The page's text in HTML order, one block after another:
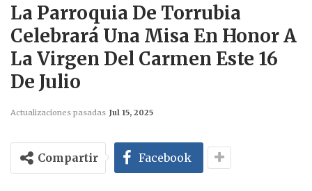
La Parroquia De Torrubia
Celebrará Una Misa En Honor A
La Virgen Del Carmen Este 16
De Julio
Actualizaciones pasadas Jul 15, 2025
Compartir Facebook